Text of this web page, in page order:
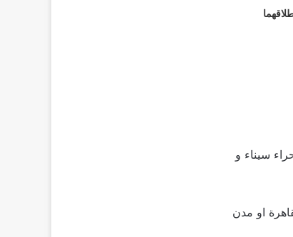
بصحراء سيناء و
او مدن